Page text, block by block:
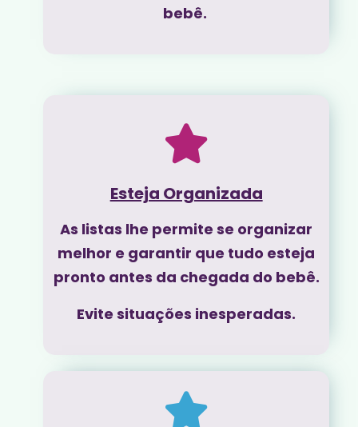
bebê.
Esteja Organizada
As listas lhe permite se organizar
melhor e garantir que tudo esteja
pronto antes da chegada do bebê.
Evite situações inesperadas.